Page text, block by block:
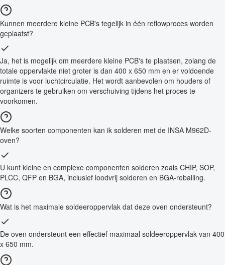
Kunnen meerdere kleine PCB's tegelijk in één reflowproces worden
geplaatst?
Ja, het is mogelijk om meerdere kleine PCB's te plaatsen, zolang de
totale oppervlakte niet groter is dan 400 x 650 mm en er voldoende
ruimte is voor luchtcirculatie. Het wordt aanbevolen om houders of
organizers te gebruiken om verschuiving tijdens het proces te
voorkomen.
Welke soorten componenten kan ik solderen met de INSA M962D-
oven?
U kunt kleine en complexe componenten solderen zoals CHIP, SOP,
PLCC, QFP en BGA, inclusief loodvrij solderen en BGA-reballing.
Wat is het maximale soldeeroppervlak dat deze oven ondersteunt?
De oven ondersteunt een effectief maximaal soldeeroppervlak van 400
x 650 mm.